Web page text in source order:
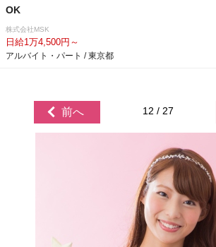
OK
株式会社MSK
日給1万4,500円～
アルバイト・パート / 東京都
前へ 12 / 27